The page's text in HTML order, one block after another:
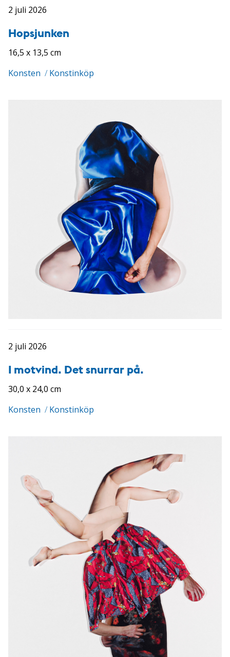
2 juli 2026
Hopsjunken
16,5 x 13,5 cm
Konsten / Konstinköp
2 juli 2026
I motvind. Det snurrar på.
30,0 x 24,0 cm
Konsten / Konstinköp